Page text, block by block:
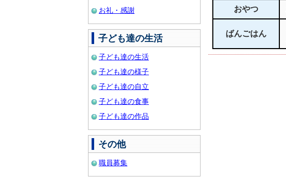
お礼・感謝
子ども達の生活
子ども達の生活
子ども達の様子
子ども達の自立
子ども達の食事
子ども達の作品
その他
職員募集
おやつ
ばんごはん